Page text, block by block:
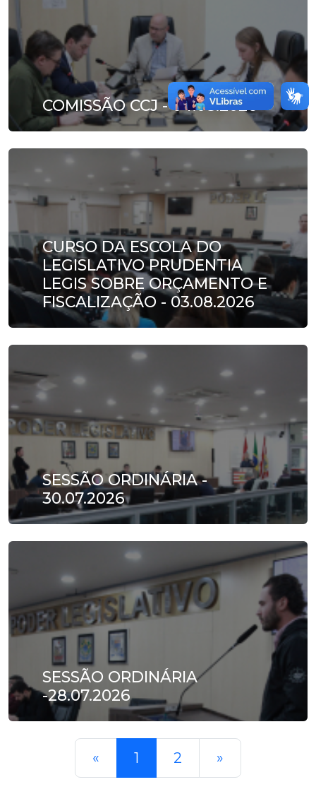
COMISSÃO CCJ - 04.08.2026
CURSO DA ESCOLA DO
LEGISLATIVO PRUDENTIA
LEGIS SOBRE ORÇAMENTO E
FISCALIZAÇÃO - 03.08.2026
SESSÃO ORDINÁRIA -
30.07.2026
SESSÃO ORDINÁRIA
-28.07.2026
« 1 2 »